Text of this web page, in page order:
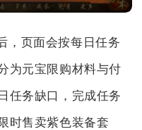
，页面会按每日任务
为元宝限购材料与付
任务缺口，完成任务
时售卖紫色装备套